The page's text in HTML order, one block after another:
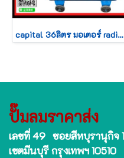
capital 36ลิตร มอเตอร์ radisan 1/4hp
ปั๊มลมราคาส่ง
เลขที่ 49 ซอยสีหบุรานุกิจ
เขตมีนบุรี กรุงเทพฯ 10510